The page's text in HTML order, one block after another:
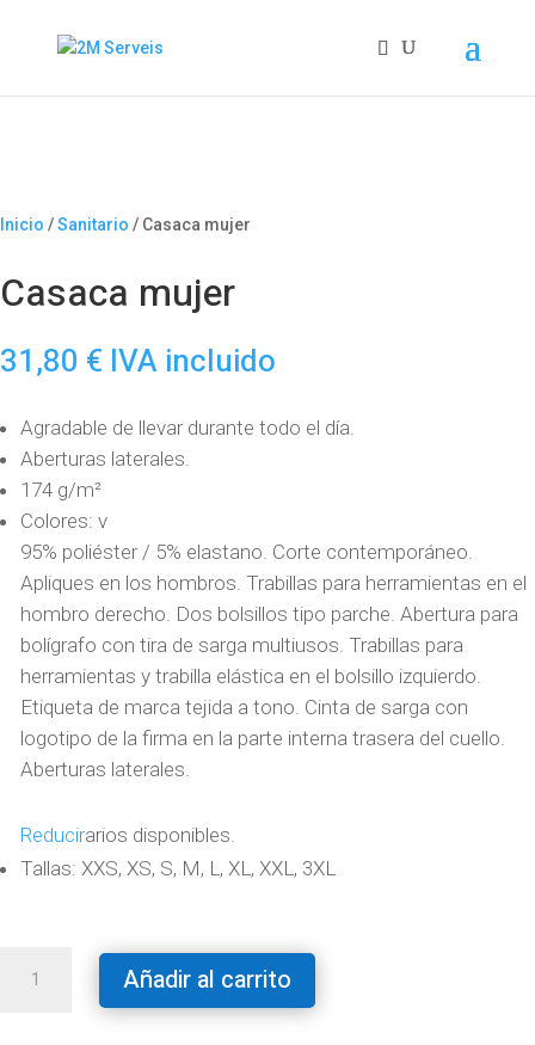
Inicio /Sanitario / Casaca mujer
Casaca mujer
31,80 € IVA incluido
Agradable de llevar durante todo el día.
Aberturas laterales.
174 g/m²
Colores: v
95% poliéster / 5% elastano. Corte contemporáneo.
Apliques en los hombros. Trabillas para herramientas en el
hombro derecho. Dos bolsillos tipo parche. Abertura para
bolígrafo con tira de sarga multiusos. Trabillas para
herramientas y trabilla elástica en el bolsillo izquierdo.
Etiqueta de marca tejida a tono. Cinta de sarga con
logotipo de la firma en la parte interna trasera del cuello.
Aberturas laterales.
Reducirarios disponibles.
Tallas: XXS, XS, S, M, L, XL, XXL, 3XL
mujer
Añadir al carrito